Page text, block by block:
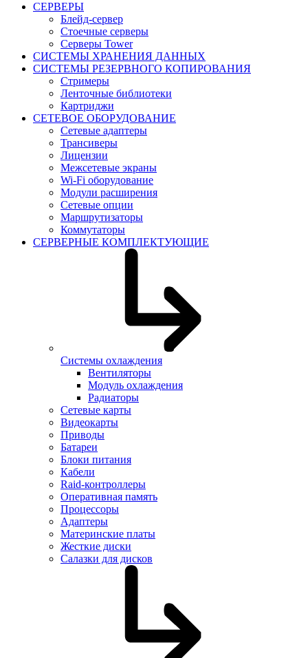
СЕРВЕРЫ
Блейд-сервер
Стоечные серверы
Серверы Tower
СИСТЕМЫ ХРАНЕНИЯ ДАННЫХ
СИСТЕМЫ РЕЗЕРВНОГО КОПИРОВАНИЯ
Стримеры
Ленточные библиотеки
Картриджи
СЕТЕВОЕ ОБОРУДОВАНИЕ
Сетевые адаптеры
Трансиверы
Лицензии
Межсетевые экраны
Wi-Fi оборудование
Модули расширения
Сетевые опции
Маршрутизаторы
Коммутаторы
СЕРВЕРНЫЕ КОМПЛЕКТУЮЩИЕ
Системы охлаждения
Вентиляторы
Модуль охлаждения
Радиаторы
Сетевые карты
Видеокарты
Приводы
Батареи
Блоки питания
Кабели
Raid-контроллеры
Оперативная память
Процессоры
Адаптеры
Материнские платы
Жесткие диски
Салазки для дисков